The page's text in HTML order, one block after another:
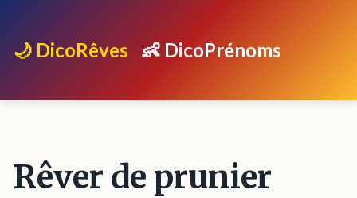
🌙 DicoRêves 👶 DicoPrénoms
Rêver de prunier